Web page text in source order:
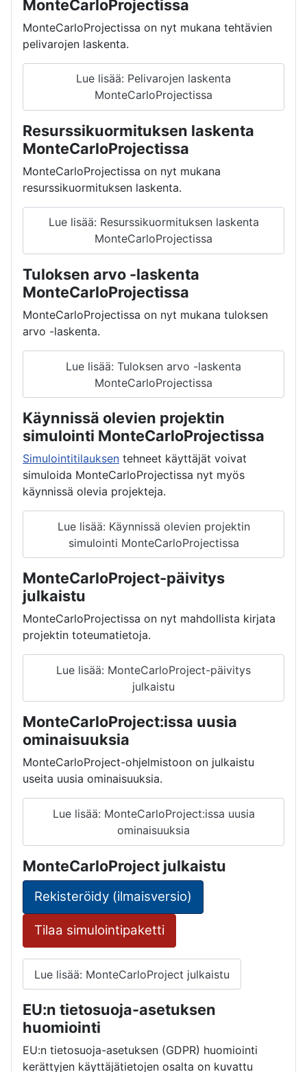
MonteCarloProjectissa
MonteCarloProjectissa on nyt mukana tehtävien
pelivarojen laskenta.
Lue lisää: Pelivarojen laskenta
MonteCarloProjectissa
Resurssikuormituksen laskenta
MonteCarloProjectissa
MonteCarloProjectissa on nyt mukana
resurssikuormituksen laskenta.
Lue lisää: Resurssikuormituksen laskenta
MonteCarloProjectissa
Tuloksen arvo -laskenta
MonteCarloProjectissa
MonteCarloProjectissa on nyt mukana tuloksen
arvo -laskenta.
Lue lisää: Tuloksen arvo -laskenta
MonteCarloProjectissa
Käynnissä olevien projektin
simulointi MonteCarloProjectissa
Simulointitilauksen tehneet käyttäjät voivat
simuloida MonteCarloProjectissa nyt myös
käynnissä olevia projekteja.
Lue lisää: Käynnissä olevien projektin
simulointi MonteCarloProjectissa
MonteCarloProject-päivitys
julkaistu
MonteCarloProjectissa on nyt mahdollista kirjata
projektin toteumatietoja.
Lue lisää: MonteCarloProject-päivitys
julkaistu
MonteCarloProject:issa uusia
ominaisuuksia
MonteCarloProject-ohjelmistoon on julkaistu
useita uusia ominaisuuksia.
Lue lisää: MonteCarloProject:issa uusia
ominaisuuksia
MonteCarloProject julkaistu
Rekisteröidy (ilmaisversio)
Tilaa simulointipaketti
Lue lisää: MonteCarloProject julkaistu
EU:n tietosuoja-asetuksen
huomiointi
EU:n tietosuoja-asetuksen (GDPR) huomiointi
kerättyjen käyttäjätietojen osalta on kuvattu